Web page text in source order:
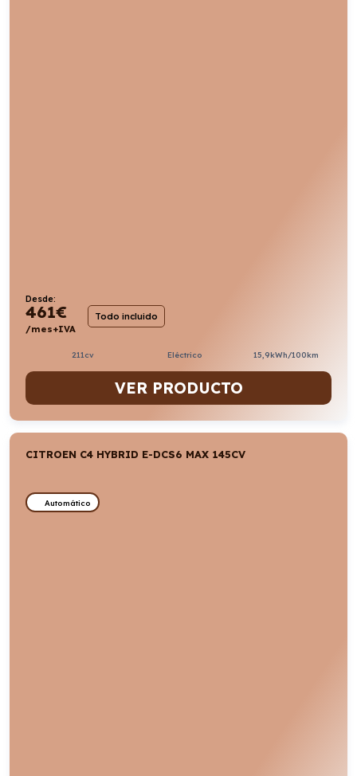
Desde:
461€
/mes+IVA
Todo incluido
211cv Eléctrico 15,9kWh/100km
VER PRODUCTO
CITROEN C4 HYBRID E-DCS6 MAX 145CV
Automático